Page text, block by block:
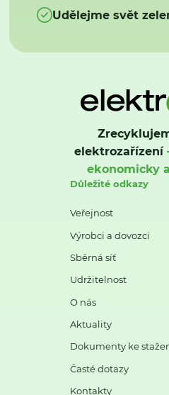
Udělejme svět
elektrozařízení
ekonomicky
Důležité odkazy
Veřejnost
Výrobci a dovozci
Sběrná síť
Udržitelnost
O nás
Aktuality
Dokumenty ke
Časté dotazy
Kontakty